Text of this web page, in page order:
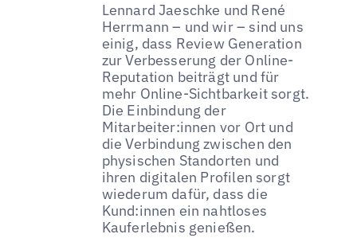
Lennard Jaeschke und René
Herrmann – und wir – sind uns
einig, dass Review Generation
zur Verbesserung der Online-
Reputation beiträgt und für
mehr Online-Sichtbarkeit sorgt.
Die Einbindung der
Mitarbeiter:innen vor Ort und
die Verbindung zwischen den
physischen Standorten und
ihren digitalen Profilen sorgt
wiederum dafür, dass die
Kund:innen ein nahtloses
Kauferlebnis genießen.